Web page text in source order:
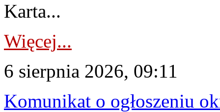
Karta...
Więcej...
6 sierpnia 2026, 09:11
Komunikat o ogłoszeniu